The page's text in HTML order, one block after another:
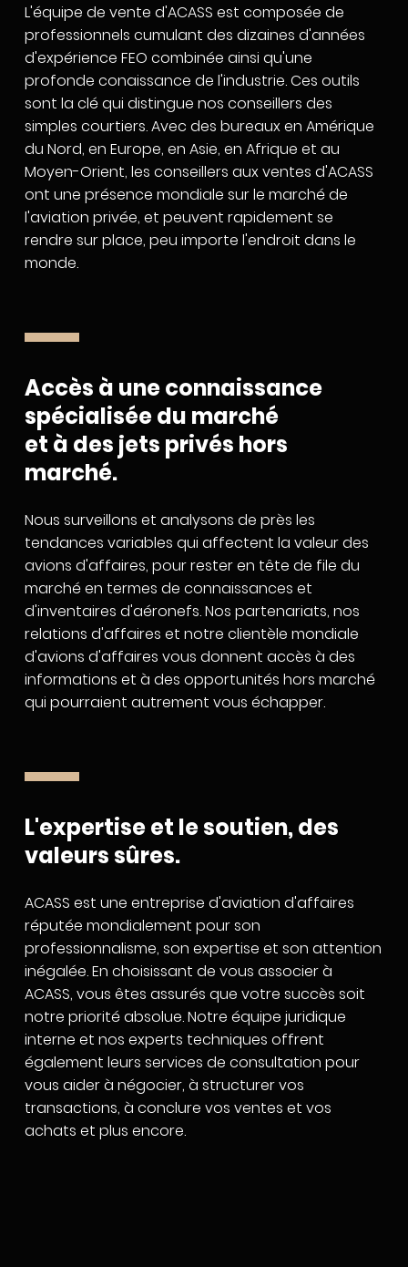
L'équipe de vente d'ACASS est composée de
professionnels cumulant des dizaines d'années
d'expérience FEO combinée ainsi qu'une
profonde conaissance de l'industrie. Ces outils
sont la clé qui distingue nos conseillers des
simples courtiers. Avec des bureaux en Amérique
du Nord, en Europe, en Asie, en Afrique et au
Moyen-Orient, les conseillers aux ventes d'ACASS
ont une présence mondiale sur le marché de
l'aviation privée, et peuvent rapidement se
rendre sur place, peu importe l'endroit dans le
monde.
Accès à une connaissance
spécialisée du marché
et à des jets privés hors
marché.
Nous surveillons et analysons de près les
tendances variables qui affectent la valeur des
avions d'affaires, pour rester en tête de file du
marché en termes de connaissances et
d'inventaires d'aéronefs. Nos partenariats, nos
relations d'affaires et notre clientèle mondiale
d'avions d'affaires vous donnent accès à des
informations et à des opportunités hors marché
qui pourraient autrement vous échapper.
L'expertise et le soutien, des
valeurs sûres.
ACASS est une entreprise d'aviation d'affaires
réputée mondialement pour son
professionnalisme, son expertise et son attention
inégalée. En choisissant de vous associer à
ACASS, vous êtes assurés que votre succès soit
notre priorité absolue. Notre équipe juridique
interne et nos experts techniques offrent
également leurs services de consultation pour
vous aider à négocier, à structurer vos
transactions, à conclure vos ventes et vos
achats et plus encore.